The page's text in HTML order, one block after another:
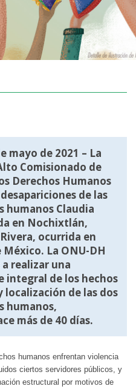
mayo de 2021 – La
Comisionado de
Derechos Humanos
de las
humanos Claudia
en Nochixtlán,
ocurrida en
La ONU-DH
realizar una
integral de los hechos
localización de las dos
humanos,
más de 40 días.
humanos enfrentan violencia
ciertos servidores públicos, y
estructural por motivos de